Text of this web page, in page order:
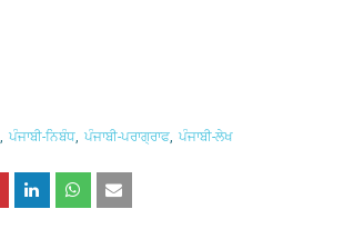
ਪੰਜਾਬੀ-ਨਿਬੰਧ ਪੰਜਾਬੀ-ਪਰਾਗ੍ਰਾਫ ਪੰਜਾਬੀ-ਲੇਖ